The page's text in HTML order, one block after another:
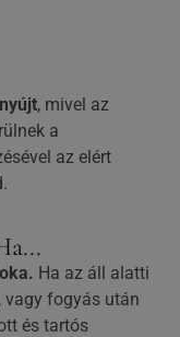
, mivel az
a
az elért
Ha az áll alatti
fogyás után
és tartós